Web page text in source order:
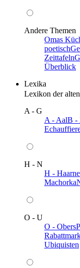
Andere Themen
Omas
poetisch
Zeittafeln
Überblick
Lexika
Lexikon der
A - G
A - AalB -
H - N
H -
Machorka
O - U
O - Obers
Ubiquisten